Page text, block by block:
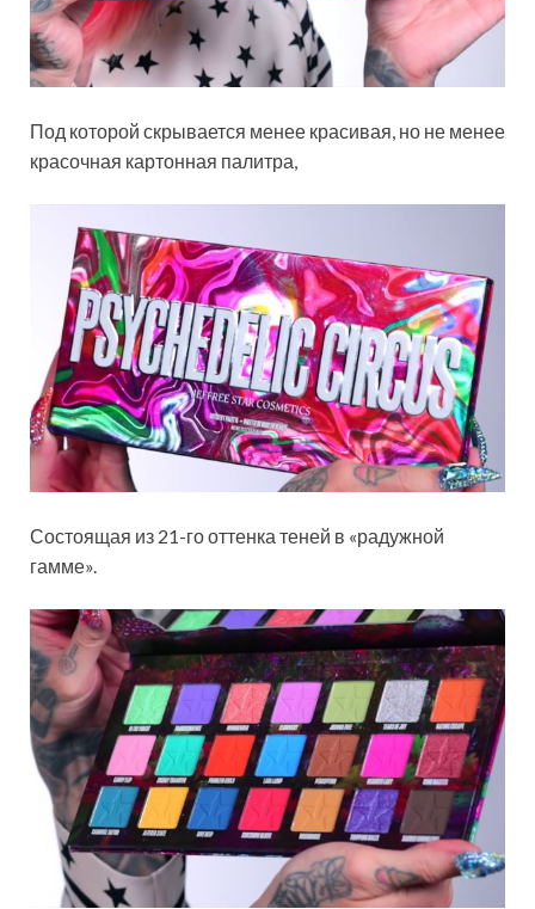
Под которой скрывается менее красивая, но не менее
красочная картонная палитра,
Состоящая из 21-го оттенка теней в «радужной
гамме».